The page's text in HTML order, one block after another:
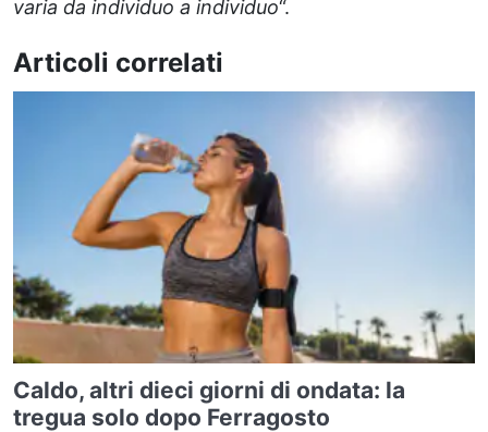
varia da individuo a individuo“.
Articoli correlati
Caldo, altri dieci giorni di ondata: la
tregua solo dopo Ferragosto